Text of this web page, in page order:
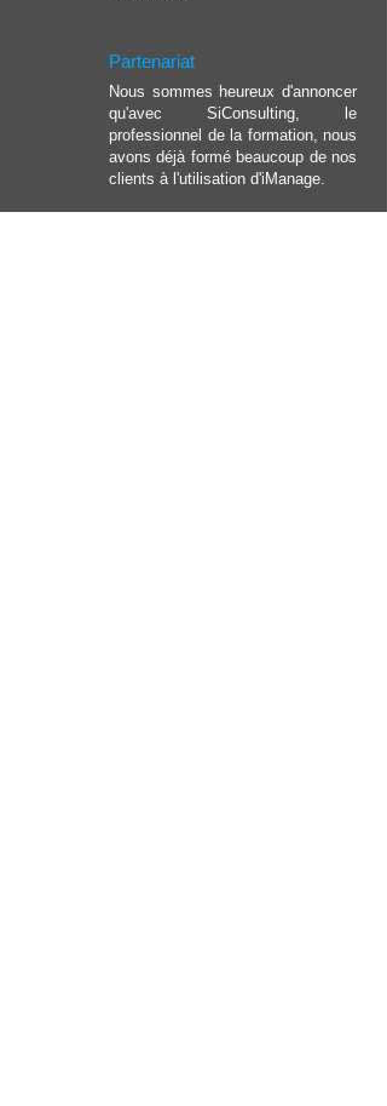
Partenariat
Nous sommes heureux d'annoncer
qu'avec SiConsulting, le
professionnel de la formation, nous
avons déjà formé beaucoup de nos
clients à l'utilisation d'iManage.